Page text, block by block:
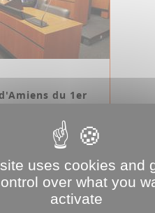
du 1er
uses cookies and
over what you
activate